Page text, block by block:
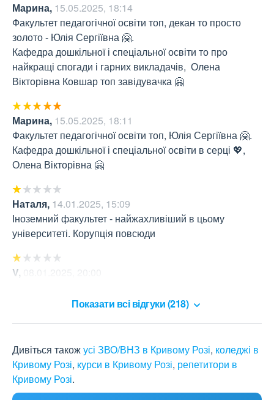
Марина, 15.05.2025, 18:14
Факультет педагогічної освіти топ, декан то просто
золото - Юлія Сергіївна 🤗.
Кафедра дошкільної і спеціальної освіти то про
найкращі спогади і гарних викладачів,  Олена
Вікторівна Ковшар топ завідувачка 🤗
Марина, 15.05.2025, 18:11
Факультет педагогічної освіти топ, Юлія Сергіївна 🤗.
Кафедра дошкільної і спеціальної освіти в серці 💖,
Олена Вікторівна 🤗
Наталя, 14.01.2025, 15:09
Іноземний факультет - найжахливіший в цьому
університеті. Корупція повсюди
V,
Показати всі відгуки (218)
Дивіться такожусі ЗВО/ВНЗ в Кривому Розі, коледжі в
Кривому Розі, курси в Кривому Розі, репетитори в
Кривому Розі.